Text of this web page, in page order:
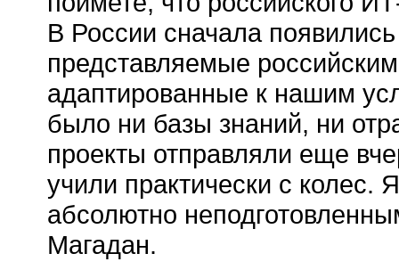
В России сначала
представляемые
адаптированные к нашим
было ни базы знаний, ни
проекты отправляли еще
учили практически с колес.
абсолютно
Магадан.